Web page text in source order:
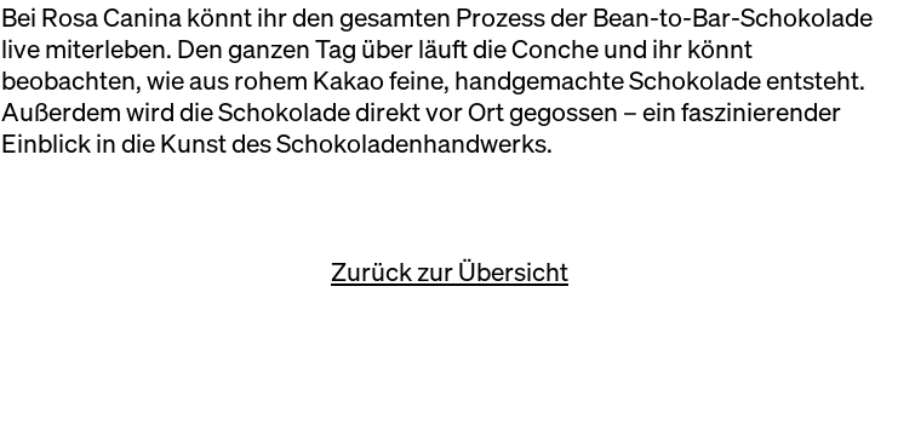
Bei Rosa Canina könnt ihr den gesamten Prozess der Bean-to-Bar-Schokolade
live miterleben. Den ganzen Tag über läuft die Conche und ihr könnt
beobachten, wie aus rohem Kakao feine, handgemachte Schokolade entsteht.
Außerdem wird die Schokolade direkt vor Ort gegossen – ein faszinierender
Einblick in die Kunst des Schokoladenhandwerks.
Zurück zur Übersicht